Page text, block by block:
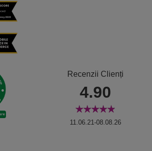
Recenzii Clienți
4.90
11.06.21-08.08.26